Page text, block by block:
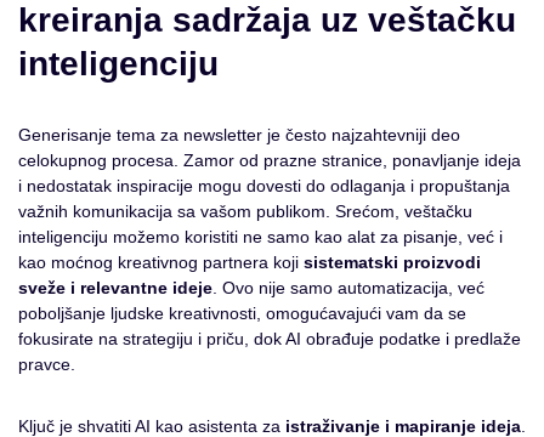
kreiranja sadržaja uz veštačku
inteligenciju
Generisanje tema za newsletter je često najzahtevniji deo
celokupnog procesa. Zamor od prazne stranice, ponavljanje ideja
i nedostatak inspiracije mogu dovesti do odlaganja i propuštanja
važnih komunikacija sa vašom publikom. Srećom, veštačku
inteligenciju možemo koristiti ne samo kao alat za pisanje, već i
kao moćnog kreativnog partnera koji sistematski proizvodi
sveže i relevantne ideje . Ovo nije samo automatizacija, već
poboljšanje ljudske kreativnosti, omogućavajući vam da se
fokusirate na strategiju i priču, dok AI obrađuje podatke i predlaže
pravce.
Ključ je shvatiti AI kao asistenta za istraživanje i mapiranje ideja